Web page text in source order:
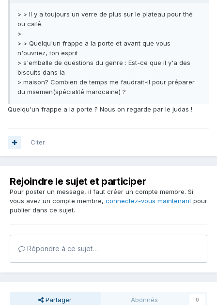
> > Il y a toujours un verre de plus sur le plateau pour thé
ou café.
>
> > Quelqu'un frappe a la porte et avant que vous
n'ouvriez, ton esprit
> s'emballe de questions du genre : Est-ce que il y'a des
biscuits dans la
> maison? Combien de temps me faudrait-il pour préparer
du msemen(spécialité marocaine) ?
Quelqu'un frappe a la porte ? Nous on regarde par le judas !
Citer
Rejoindre le sujet et participer
Pour poster un message, il faut créer un compte membre. Si
vous avez un compte membre, connectez-vous maintenant pour
publier dans ce sujet.
Répondre à ce sujet…
Partager Abonnés 0